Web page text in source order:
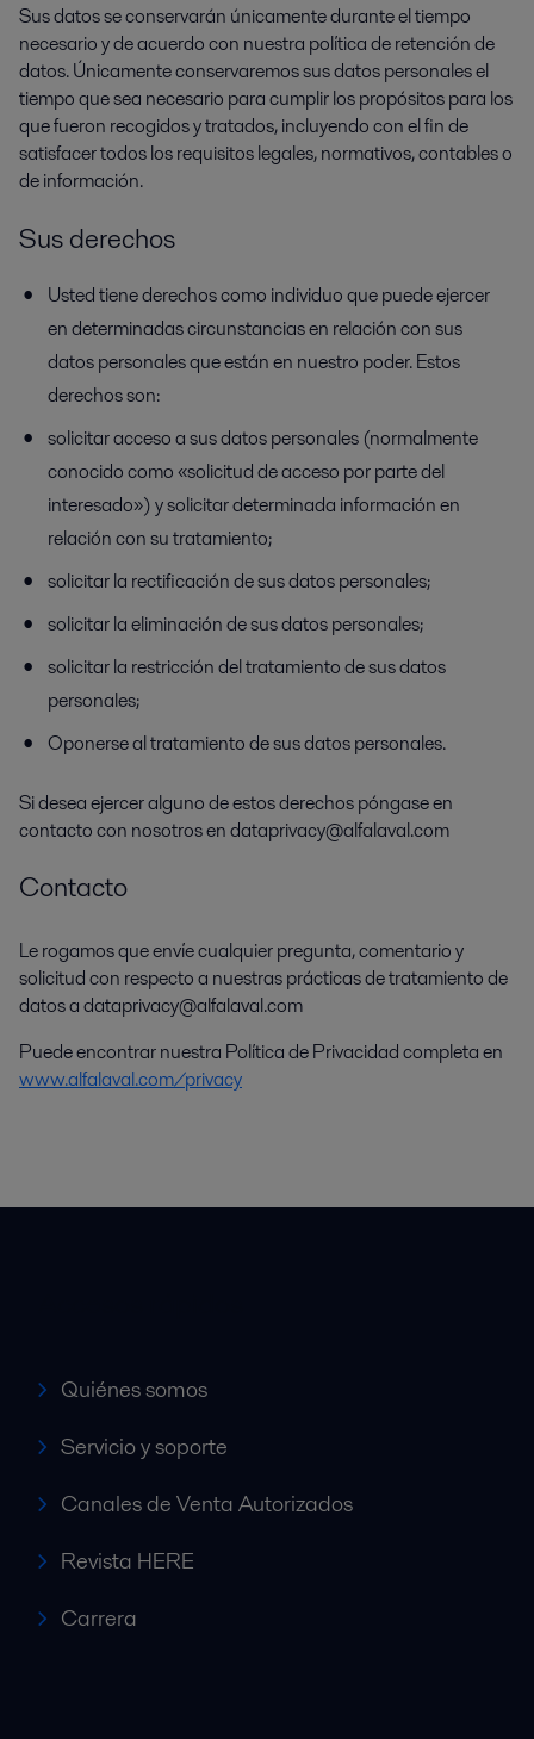
Sus datos se conservarán únicamente durante el tiempo
necesario y de acuerdo con nuestra política de retención de
datos. Únicamente conservaremos sus datos personales el
tiempo que sea necesario para cumplir los propósitos para los
que fueron recogidos y tratados, incluyendo con el fin de
satisfacer todos los requisitos legales, normativos, contables o
de información.
Sus derechos
Usted tiene derechos como individuo que puede ejercer
en determinadas circunstancias en relación con sus
datos personales que están en nuestro poder. Estos
derechos son:
solicitar acceso a sus datos personales (normalmente
conocido como «solicitud de acceso por parte del
interesado») y solicitar determinada información en
relación con su tratamiento;
solicitar la rectificación de sus datos personales;
solicitar la eliminación de sus datos personales;
solicitar la restricción del tratamiento de sus datos
personales;
Oponerse al tratamiento de sus datos personales.
Si desea ejercer alguno de estos derechos póngase en
contacto con nosotros en dataprivacy@alfalaval.com
Contacto
Le rogamos que envíe cualquier pregunta, comentario y
solicitud con respecto a nuestras prácticas de tratamiento de
datos a dataprivacy@alfalaval.com
Puede encontrar nuestra Política de Privacidad completa en
www.alfalaval.com/privacy
Quiénes somos
Servicio y soporte
Canales de Venta Autorizados
Revista HERE
Carrera